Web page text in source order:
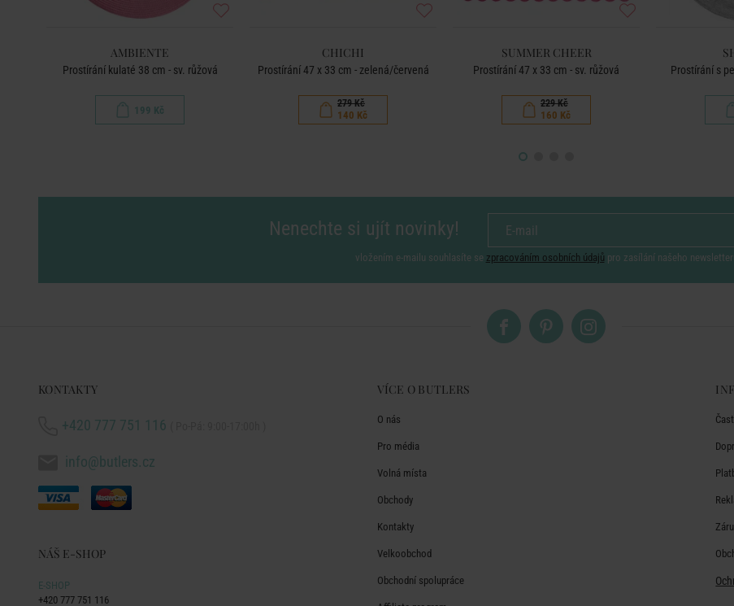
AMBIENTE
Prostírání kulaté 38 cm - sv. růžová
199 Kč
CHICHI
Prostírání 47 x 33 cm - zelená/červená
279 Kč
140 Kč
SUMMER CHEER
Prostírání 47 x 33 cm - sv. růžová
229 Kč
160 Kč
Prostírání s
Nenechte si ujít novinky!
vložením e-mailu souhlasíte se zpracováním osobních údajů pro zasílání našeho
KONTAKTY
+420 777 751 116
info@butlers.cz
NÁŠ E-SHOP
E-SHOP
+420 777 751 116
VÍCE O BUTLERS
O nás
Pro média
Volná místa
Obchody
Kontakty
Velkoobchod
Obchodní spolupráce